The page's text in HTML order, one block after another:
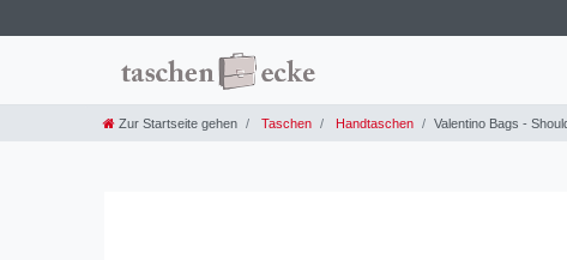
Zur Startseite gehen Taschen Handtaschen Valentino Bags -